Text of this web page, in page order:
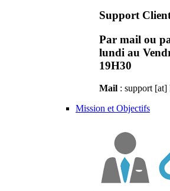
Support
Par mail ou
lundi au
19H30
Mail : support
Mission et Objectifs